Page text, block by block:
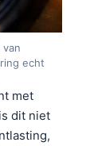
echt
met
dit niet